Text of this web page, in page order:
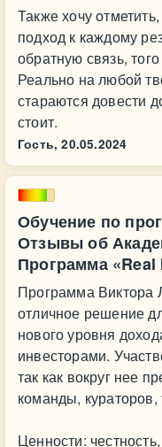
Также хочу
подход к каждому
обратную связь,
Реально на любой
стараются довести
стоит.
Гость, 20.05.2024
Обучение по
Отзывы об
Программа
Программа Виктора
отличное решение
нового уровня
инвесторами.
так как вокруг нее
команды,
Ценности: